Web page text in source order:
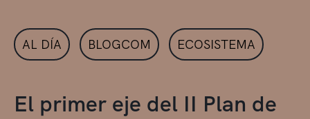
AL DÍA BLOGCOM ECOSISTEMA
El primer eje del II Plan de